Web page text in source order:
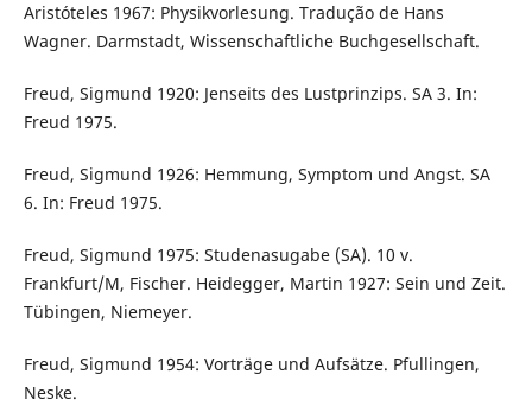
Aristóteles 1967: Physikvorlesung. Tradução de Hans
Wagner. Darmstadt, Wissenschaftliche Buchgesellschaft.
Freud, Sigmund 1920: Jenseits des Lustprinzips. SA 3. In:
Freud 1975.
Freud, Sigmund 1926: Hemmung, Symptom und Angst. SA
6. In: Freud 1975.
Freud, Sigmund 1975: Studenasugabe (SA). 10 v.
Frankfurt/M, Fischer. Heidegger, Martin 1927: Sein und Zeit.
Tübingen, Niemeyer.
Freud, Sigmund 1954: Vorträge und Aufsätze. Pfullingen,
Neske.